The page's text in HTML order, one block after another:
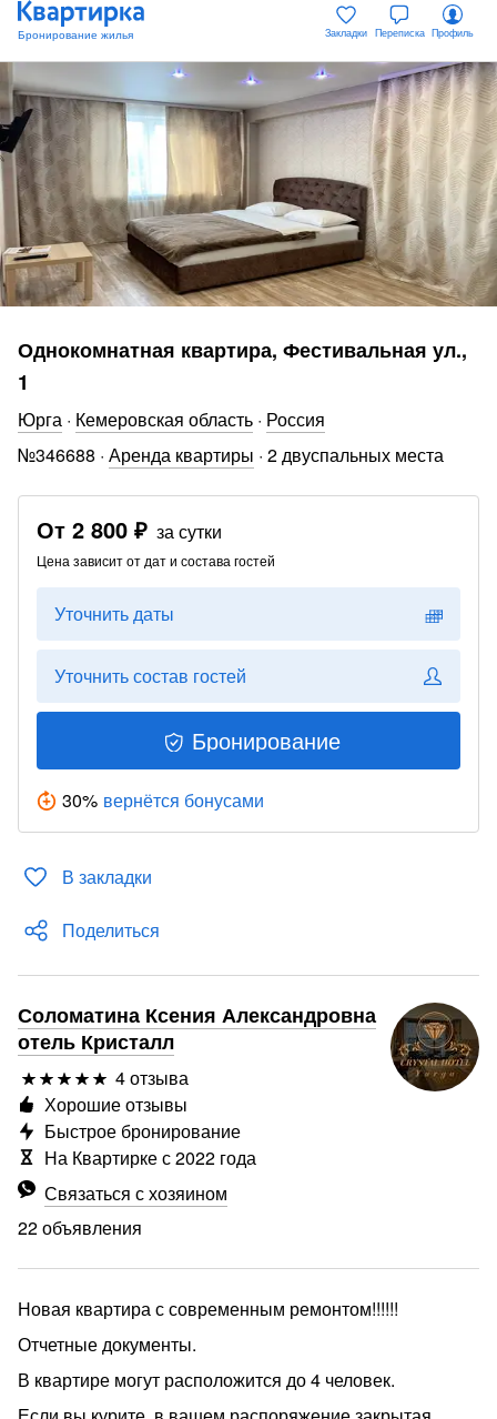
Закладки Переписка Профиль
Однокомнатная квартира, Фестивальная ул.,
1
Юрга · Кемеровская область · Россия
№346688 · Аренда квартиры · 2 двуспальных места
От 2 800 ₽ за сутки
Цена зависит от дат и состава гостей
Уточнить даты
Уточнить состав гостей
Бронирование
30% вернётся бонусами
В закладки
Поделиться
Соломатина Ксения Александровна
отель Кристалл
4 отзыва
Связаться с хозяином
22 объявления
Хорошие отзывы
Быстрое бронирование
На Квартирке с 2022 года
Новая квартира с современным ремонтом!!!!!!
Отчетные документы.
В квартире могут расположится до 4 человек.